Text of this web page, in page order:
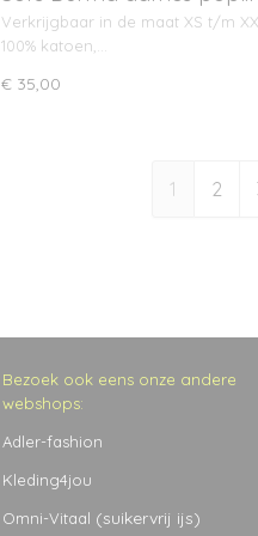
Verkrijgbaar in de maat XS t/m
100% katoen,…
€ 35,00
1 2
Bezoek ook eens onze andere
webshops:
Adler-fashion
Kleding4jou
Omni-Vitaal (suikervrij ijs)